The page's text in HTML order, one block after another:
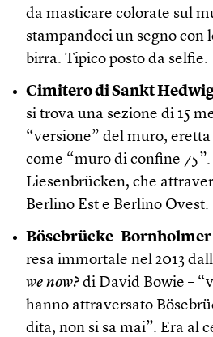
da masticare colorate sul
stampandoci un segno con
birra. Tipico posto da selfie.
Cimitero di Sankt
si trova una sezione di 15
“versione” del muro, eretta
come “muro di confine
Liesenbrücken, che
Berlino Est e Berlino Ovest.
Bösebrücke–Bornholmer
resa immortale nel 2013
we now? di David Bowie –
hanno attraversato
dita, non si sa mai”. Era al